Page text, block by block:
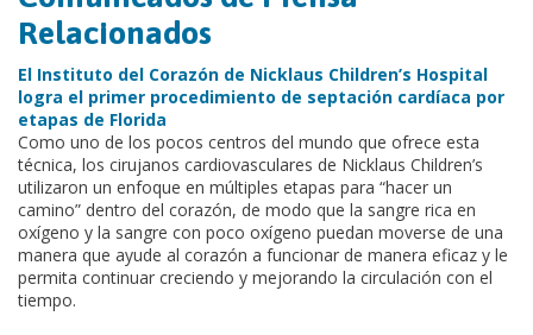
Relacionados
El Instituto del Corazón de Nicklaus Children’s Hospital
logra el primer procedimiento de septación cardíaca por
etapas de Florida
Como uno de los pocos centros del mundo que ofrece esta
técnica, los cirujanos cardiovasculares de Nicklaus Children’s
utilizaron un enfoque en múltiples etapas para “hacer un
camino” dentro del corazón, de modo que la sangre rica en
oxígeno y la sangre con poco oxígeno puedan moverse de una
manera que ayude al corazón a funcionar de manera eficaz y le
permita continuar creciendo y mejorando la circulación con el
tiempo.